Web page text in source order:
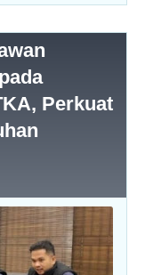
Perkuat